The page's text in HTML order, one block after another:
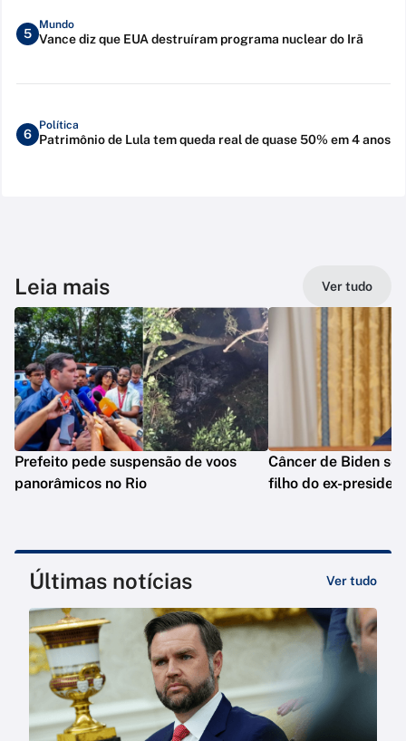
5
Mundo
Vance diz que EUA destruíram programa nuclear do Irã
6
Política
Patrimônio de Lula tem queda real de quase 50% em 4 anos
Leia mais Ver tudo
Prefeito pede suspensão de voos
panorâmicos no Rio
Câncer de Biden se
filho do ex-
Últimas notícias Ver tudo